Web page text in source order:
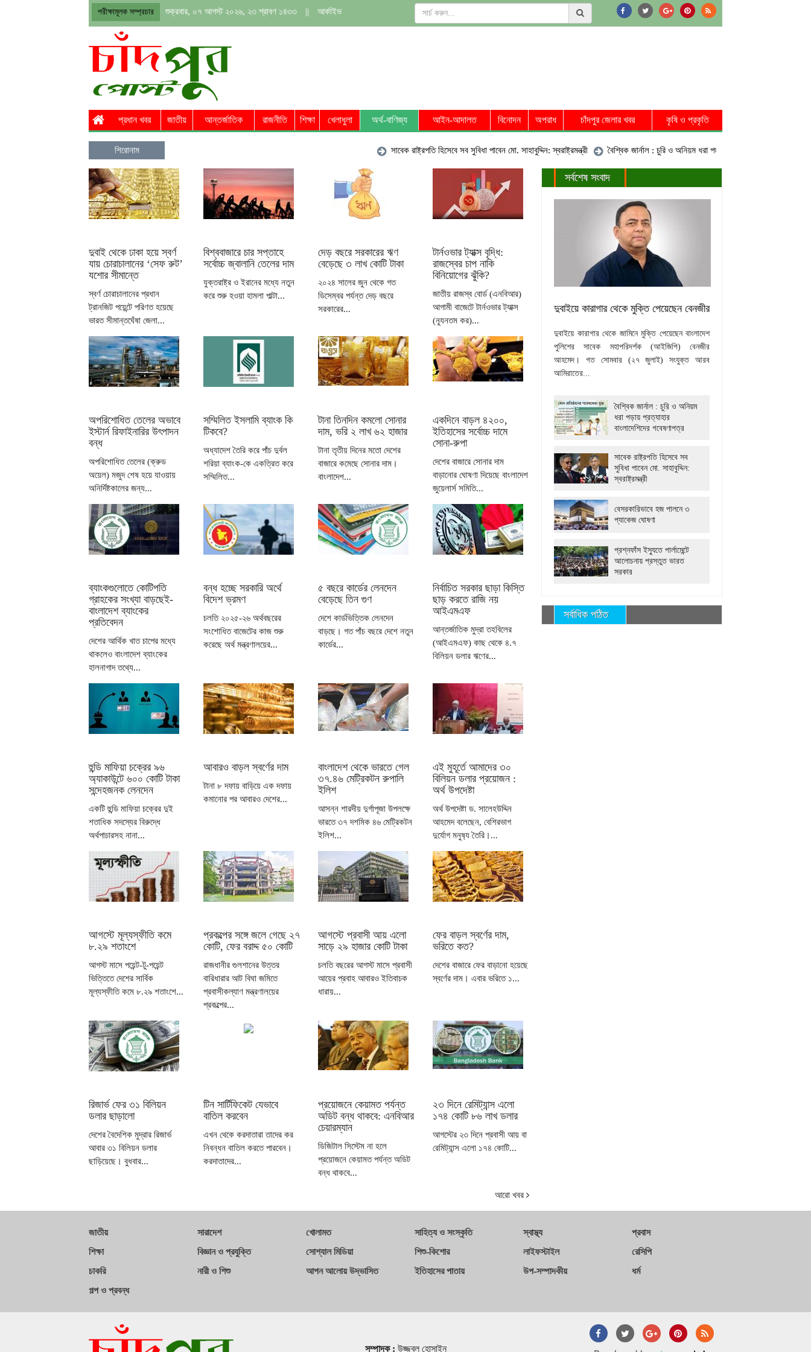
পরীক্ষামূলক সম্প্রচার শুক্রবার, ০৭ আগস্ট ২০২৬, ২৩ শ্রাবণ ১৪৩৩ || আর্কাইভ
প্রধান খবর জাতীয় আন্তর্জাতিক রাজনীতি শিক্ষা খেলাধুলা অর্থ-বাণিজ্য আইন-আদালত বিনোদন অপরাধ চাঁদপুর জেলার খবর কৃষি ও প্রকৃতি
শিরোনাম সাবেক রাষ্ট্রপতি হিসেবে সব সুবিধা পাবেন মো. সাহাবুদ্দিন: স্বরাষ্ট্রমন্ত্রী বৈশ্বিক জার্নাল : চুরি ও অনিয়ম ধরা পড়ায় প্রত্যাহার বাংলাদেশিদের
দুবাই থেকে ঢাকা হয়ে স্বর্ণ
যায় চোরাচালানের ‘সেফ রুট’
যশোর সীমান্তে
স্বর্ণ চোরাচালানের প্রধান
ট্রানজিট পয়েন্টে পরিণত হয়েছে
ভারত সীমান্তঘেঁষা জেলা...
বিশ্ববাজারে চার সপ্তাহে
সর্বোচ্চ জ্বালানি তেলের দাম
যুক্তরাষ্ট্র ও ইরানের মধ্যে নতুন
করে শুরু হওয়া হামলা পাল্টা...
দেড় বছরে সরকারের ঋণ
বেড়েছে ৩ লাখ কোটি টাকা
২০২৪ সালের জুন থেকে গত
ডিসেম্বর পর্যন্ত দেড় বছরে
সরকারের...
টার্নওভার ট্যাক্স বৃদ্ধি:
রাজস্বের চাপ নাকি
বিনিয়োগের ঝুঁকি?
জাতীয় রাজস্ব বোর্ড (এনবিআর)
আগামী বাজেটে টার্নওভার ট্যাক্স
(ন্যূনতম কর)...
অপরিশোধিত তেলের অভাবে
ইস্টার্ন রিফাইনারির উৎপাদন
বন্ধ
অপরিশোধিত তেলের (ক্রুড
অয়েল) মজুদ শেষ হয়ে যাওয়ায়
অনির্দিষ্টকালের জন্য...
সম্মিলিত ইসলামি ব্যাংক কি
টিকবে?
অধ্যাদেশ তৈরি করে পাঁচ দুর্বল
শরিয়া ব্যাংক-কে একত্রিত করে
সম্মিলিত...
টানা তিনদিন কমলো সোনার
দাম, ভরি ২ লাখ ৬২ হাজার
টানা তৃতীয় দিনের মতো দেশের
বাজারে কমেছে সোনার দাম।
বাংলাদেশ...
একদিনে বাড়ল ৪২০০,
ইতিহাসের সর্বোচ্চ দামে
সোনা-রুপা
দেশের বাজারে সোনার দাম
বাড়ানোর ঘোষণা দিয়েছে বাংলাদেশ
জুয়েলার্স সমিতি...
ব্যাংকগুলোতে কোটিপতি
গ্রাহকের সংখ্যা বাড়ছেই-
বাংলাদেশ ব্যাংকের
প্রতিবেদন
দেশের আর্থিক খাত চাপের মধ্যে
থাকলেও বাংলাদেশ ব্যাংকের
হালনাগাদ তথ্যে...
বন্ধ হচ্ছে সরকারি অর্থে
বিদেশ ভ্রমণ
চলতি ২০২৫-২৬ অর্থবছরের
সংশোধিত বাজেটের কাজ শুরু
করেছে অর্থ মন্ত্রণালয়ের...
৫ বছরে কার্ডের লেনদেন
বেড়েছে তিন গুণ
দেশে কার্ডভিত্তিক লেনদেন
বাড়ছে। গত পাঁচ বছরে দেশে নতুন
কার্ডের...
নির্বাচিত সরকার ছাড়া কিস্তি
ছাড় করতে রাজি নয়
আইএমএফ
আন্তর্জাতিক মুদ্রা তহবিলের
(আইএমএফ) কাছ থেকে ৪.৭
বিলিয়ন ডলার ঋণের...
হুন্ডি মাফিয়া চক্রের ৯৬
অ্যাকাউন্টে ৬০০ কোটি টাকা
সন্দেহজনক লেনদেন
একটি হুন্ডি মাফিয়া চক্রের দুই
শতাধিক সদস্যের বিরুদ্ধে
অর্থপাচারসহ নানা...
আবারও বাড়ল স্বর্ণের দাম
টানা ৮ দফায় বাড়িয়ে এক দফায়
কমানোর পর আবারও দেশের...
বাংলাদেশ থেকে ভারতে গেল
৩৭.৪৬ মেট্রিকটন রুপালি
ইলিশ
আসন্ন শারদীয় দুর্গাপূজা উপলক্ষে
ভারতে ৩৭ দশমিক ৪৬ মেট্রিকটন
ইলিশ...
এই মুহূর্তে আমাদের ৩০
বিলিয়ন ডলার প্রয়োজন :
অর্থ উপদেষ্টা
অর্থ উপদেষ্টা ড. সালেহউদ্দিন
আহমেদ বলেছেন, বেশিরভাগ
দুর্যোগ মনুষ‍্য তৈরি।...
আগস্টে মূল্যস্ফীতি কমে
৮.২৯ শতাংশে
আগস্ট মাসে পয়েন্ট-টু-পয়েন্ট
ভিত্তিতে দেশের সার্বিক
মূল্যস্ফীতি কমে ৮.২৯ শতাংশে...
প্রকল্পের সঙ্গে জলে গেছে ২৭
কোটি, ফের বরাদ্দ ৫০ কোটি
রাজধানীর গুলশানের উত্তর
বারিধারার আট বিঘা জমিতে
প্রবাসীকল্যাণ মন্ত্রণালয়ের
প্রকল্পের...
আগস্টে প্রবাসী আয় এলো
সাড়ে ২৯ হাজার কোটি টাকা
চলতি বছরের আগস্ট মাসে প্রবাসী
আয়ের প্রবাহ আবারও ইতিবাচক
ধারায়...
ফের বাড়ল স্বর্ণের দাম,
ভরিতে কত?
দেশের বাজারে ফের বাড়ানো হয়েছে
স্বর্ণের দাম। এবার ভরিতে ১...
রিজার্ভ ফের ৩১ বিলিয়ন
ডলার ছাড়ালো
দেশের বৈদেশিক মুদ্রার রিজার্ভ
আবার ৩১ বিলিয়ন ডলার
ছাড়িয়েছে। বুধবার...
টিন সার্টিফিকেট যেভাবে
বাতিল করবেন
এখন থেকে করদাতারা তাদের কর
নিবন্ধন বাতিল করতে পারবেন।
করদাতাদের...
প্রয়োজনে কেয়ামত পর্যন্ত
অডিট বন্ধ থাকবে: এনবিআর
চেয়ারম্যান
ডিজিটাল সিস্টেম না হলে
প্রয়োজনে কেয়ামত পর্যন্ত অডিট
বন্ধ থাকবে...
২৩ দিনে রেমিট্যান্স এলো
১৭৪ কোটি ৮৬ লাখ ডলার
আগস্টের ২৩ দিনে প্রবাসী আয় বা
রেমিট্যান্স এলো ১৭৪ কোটি...
আরো খবর
সর্বশেষ সংবাদ
দুবাইয়ে কারাগার থেকে মুক্তি পেয়েছেন বেনজীর
দুবাইয়ে কারাগার থেকে জামিনে মুক্তি পেয়েছেন বাংলাদেশ
পুলিশের সাবেক মহাপরিদর্শক (আইজিপি) বেনজীর
আহমেদ। গত সোমবার (২৭ জুলাই) সংযুক্ত আরব
আমিরাতের...
বৈশ্বিক জার্নাল : চুরি ও অনিয়ম
ধরা পড়ায় প্রত্যাহার
বাংলাদেশিদের গবেষণাপত্র
সাবেক রাষ্ট্রপতি হিসেবে সব
সুবিধা পাবেন মো. সাহাবুদ্দিন:
স্বরাষ্ট্রমন্ত্রী
বেসরকারিভাবে হজ পালনে ৩
প্যাকেজ ঘোষণা
প্রশ্নফাঁস ইস্যুতে পার্লামেন্টে
আলোচনায় প্রস্তুত ভারত
সরকার
সর্বাধিক পঠিত
জাতীয় সারাদেশ খোলামত সাহিত্য ও সংস্কৃতি স্বাস্থ্য
প্রবাস
শিক্ষা
বিজ্ঞান ও প্রযুক্তি সোশ্যাল মিডিয়া শিশু-কিশোর লাইফস্টাইল
রেসিপি
চাকরি
নারী ও শিশু আপন আলোয় উদ্ভাসিত ইতিহাসের পাতায় উপ-সম্পাদকীয়
ধর্ম
গল্প ও প্রবন্ধ
সম্পাদক : উজ্জ্বল হোসাইন